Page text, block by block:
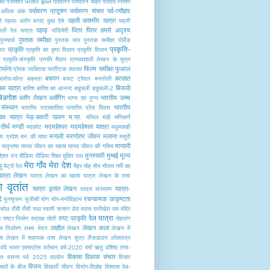
परमेश्वर परिवर्तन परिवर्तन चक्र परिवार निर्माण
अधिक अंक पर्यावरण प्रदूषण पर्यावरण संचार पर्व-त्यौहार
पहला ब्लॉग बनाएं कुछ ऐसे पहली काश्मीर यात्रा पहली
रेल यात्रा पहाड़ पांडिचेरी पितर पितर हमारे अदृश्य
पुरुषार्थ पुस्तक समीक्षा पुस्तक सार पु्स्तक समीक्षा पोलैंंड
प्रकृति प्रकृति का कृपा विधान प्रकृति विधान प्रकृति-
प्रकृति-संस्कृति प्रगति मैदान प्रभावशाली लेखन के सुत्र
प्रेरक व्यक्तित्व प्लास्टिक क्लचर फिल्म समीक्षा फुआल
फोना बक्रता बचपन बजट ट्रैवल बनतोली बरसात
यात्रा बारिश बारिश का आनन्द बाहुबली बाहुबली-2 बिजली
ब्लॉग लेखन ब्लॉगिंग भाग्य एवं पुण्य भारतीय उच्च
भारतीय पत्रकारिता भारतीय प्रेस दिवस भारतीय
यात्रा भेड़-बकरी पालन म.प्र. मंजिल मंडी मणिकर्ण
मण्डी मदकोट मदमहेश्वर मदमहेश्वर यात्रा मधुमक्खी
प्रदेश मन की माया मनाली मरणोतर जीवन मलाना मसूरी
मातृभाषा मानव जीवन का महत्व मानव जीवन की गरिमा मानाली
वन मीडिया मीडिया शिक्षा मुक्ति पथ मुनस्यारी मुम्बई मूल्य
मेट्रो रेल मेरा गाँव मेरा देश मैहर मोह मौन मौसम गर्मी का
लेखन यात्रा लेखन का महत्व यात्रा लेखन के तत्व
वृतांत यात्रा वृतांत लेखन यात्रा संस्मरण यात्रा-
युगसृजन यूजीसी योग योग-मनोविज्ञान रचनात्मक उत्कृष्टता
राँची राँसी राधा स्वामी सत्संग डेरा ब्यास रानीखेत राम मंदिर
राष्ट्र निर्माण रुद्राक्ष मोती रुष्ट प्रकृति रेल यात्रा रोहतांग
निर्धारण लक्ष्य भेदन लाहौल लेखन लेखन कला लेखन में
लेखन में सहायक तत्व लेखन सुत्र लैंसडाउन लोकतंत्र
वंदे भारत एक्सप्रेस वर्तमान वर्ष-2020 वर्षा ऋतु वशिष्ठ तप्त-
वसन्त पर्व 2025 वाल्डेन विकास विकास संचार विचार
के बीज विजय विद्यार्थी जीवन वियोग-विछोह विश्वास वेब-